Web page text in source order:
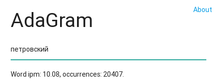
About
AdaGram
Word ipm: 10.08, occurrences: 20407.